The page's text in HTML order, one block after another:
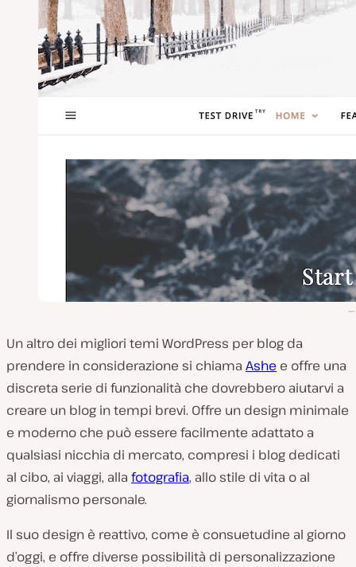
Un altro dei migliori temi WordPress per blog da
prendere in considerazione si chiama Ashe e offre una
discreta serie di funzionalità che dovrebbero aiutarvi a
creare un blog in tempi brevi. Offre un design minimale
e moderno che può essere facilmente adattato a
qualsiasi nicchia di mercato, compresi i blog dedicati
al cibo, ai viaggi, alla fotografia, allo stile di vita o al
giornalismo personale.
Il suo design è reattivo, come è consuetudine al giorno
d’oggi, e offre diverse possibilità di personalizzazione